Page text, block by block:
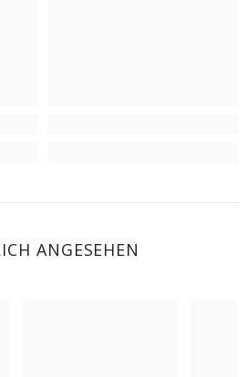
ANGESEHEN